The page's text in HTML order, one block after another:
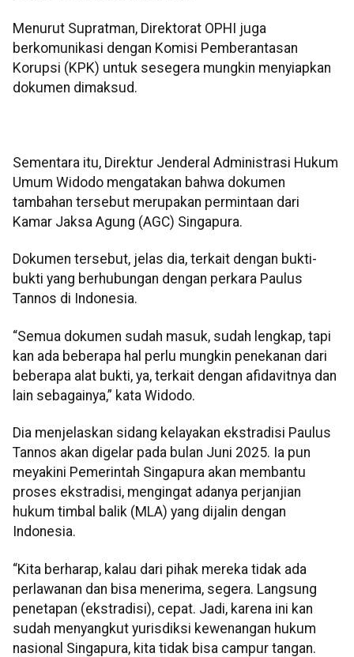
Menurut Supratman, Direktorat OPHI juga
berkomunikasi dengan Komisi Pemberantasan
Korupsi (KPK) untuk sesegera mungkin menyiapkan
dokumen dimaksud.
Sementara itu, Direktur Jenderal Administrasi Hukum
Umum Widodo mengatakan bahwa dokumen
tambahan tersebut merupakan permintaan dari
Kamar Jaksa Agung (AGC) Singapura.
Dokumen tersebut, jelas dia, terkait dengan bukti-
bukti yang berhubungan dengan perkara Paulus
Tannos di Indonesia.
“Semua dokumen sudah masuk, sudah lengkap, tapi
kan ada beberapa hal perlu mungkin penekanan dari
beberapa alat bukti, ya, terkait dengan afidavitnya dan
lain sebagainya,” kata Widodo.
Dia menjelaskan sidang kelayakan ekstradisi Paulus
Tannos akan digelar pada bulan Juni 2025. Ia pun
meyakini Pemerintah Singapura akan membantu
proses ekstradisi, mengingat adanya perjanjian
hukum timbal balik (MLA) yang dijalin dengan
Indonesia.
“Kita berharap, kalau dari pihak mereka tidak ada
perlawanan dan bisa menerima, segera. Langsung
penetapan (ekstradisi), cepat. Jadi, karena ini kan
sudah menyangkut yurisdiksi kewenangan hukum
nasional Singapura, kita tidak bisa campur tangan.